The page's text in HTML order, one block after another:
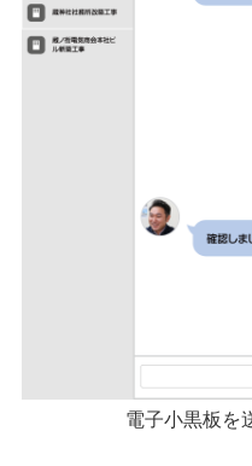
電子小黒板を